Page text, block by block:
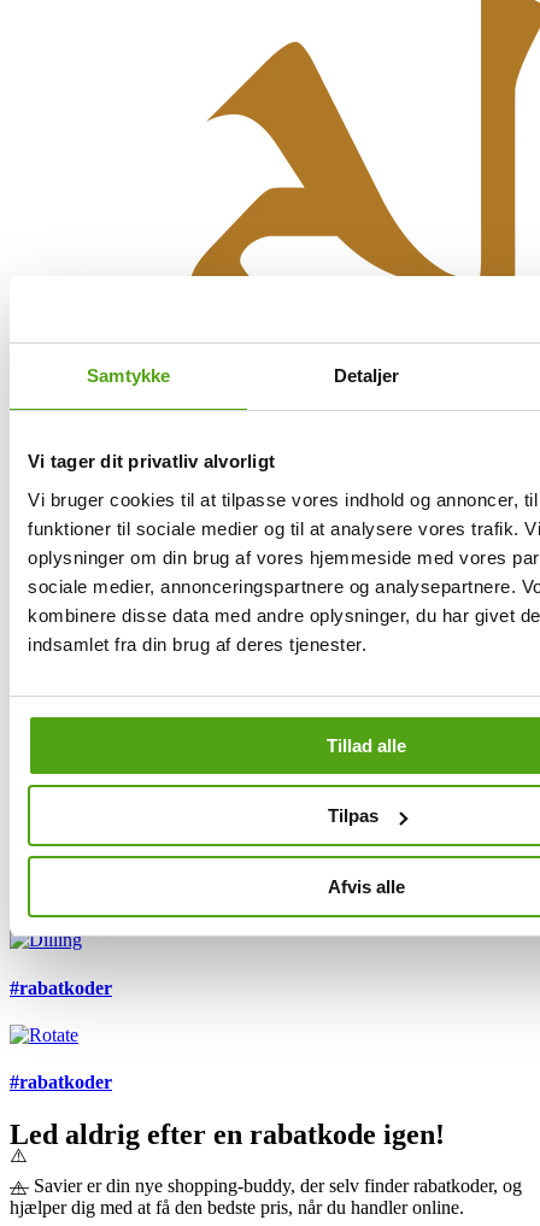
Samtykke Detaljer
Vi tager dit privatliv alvorligt
Vi bruger cookies til at tilpasse vores indhold og annoncer,
funktioner til sociale medier og til at analysere vores trafik.
oplysninger om din brug af vores hjemmeside med vores
sociale medier, annonceringspartnere og analysepartnere.
kombinere disse data med andre oplysninger, du har givet
indsamlet fra din brug af deres tjenester.
Tillad alle
Tilpas
Afvis alle
#rabatkoder
#rabatkoder
#rabatkoder
Led aldrig efter en rabatkode igen!
— Savier er din nye shopping-buddy, der selv finder rabatkoder, og
hjælper dig med at få den bedste pris, når du handler online.